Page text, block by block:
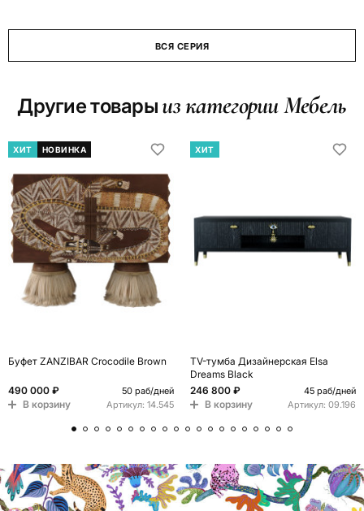
ВСЯ СЕРИЯ
Другие товары из категории Мебель
ХИТ НОВИНКА
Буфет ZANZIBAR Crocodile Brown
490 000 ₽ 50 раб/дней
В корзину Артикул: 14.545
ХИТ
TV-тумба Дизайнерская Elsa
Dreams Black
246 800 ₽
45 раб/дней
В корзину Артикул: 09.196